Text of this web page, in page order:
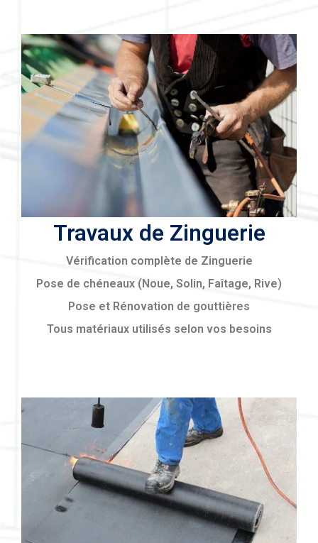
Travaux de Zinguerie
Vérification complète de Zinguerie
Pose de chéneaux (Noue, Solin, Faîtage, Rive)
Pose et Rénovation de gouttières
Tous matériaux utilisés selon vos besoins